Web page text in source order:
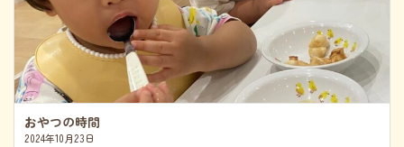
おやつの時間
2024年10月23日